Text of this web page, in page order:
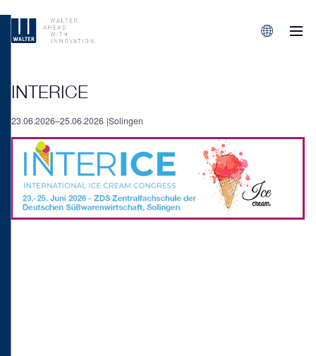
INTERICE
23.06.2026–25.06.2026 Solingen